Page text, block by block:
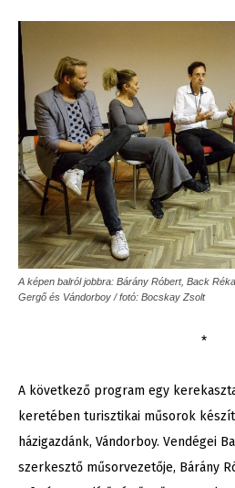
A képen balról jobbra: Bárány Róbert, Back
Gergő és Vándorboy / fotó: Bocskay Zsolt
*
A következő program egy
keretében turisztikai műsorok
házigazdánk, Vándorboy. Vendégei
szerkesztő műsorvezetője, Bárány